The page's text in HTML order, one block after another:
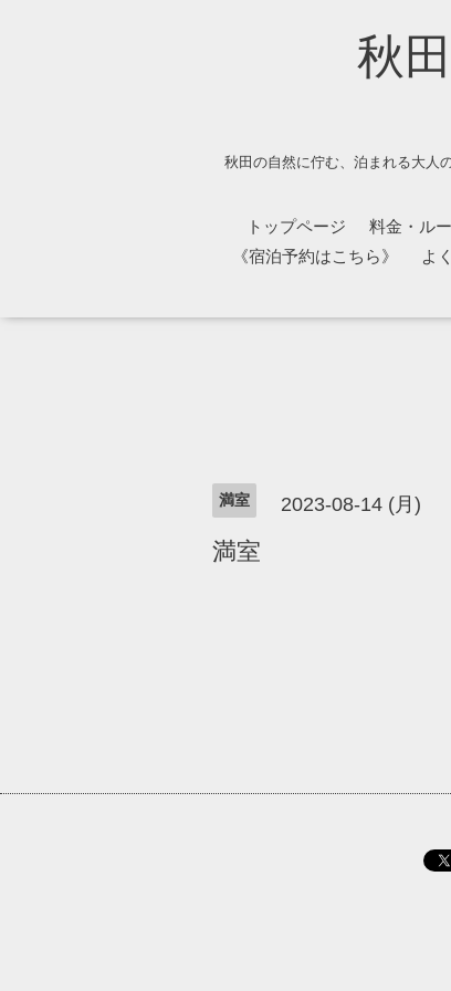
秋
秋田の自然に佇む、泊まれる大人
トップページ 料金・ル
《宿泊予約はこちら》
よ
満室 2023-08-14 (月)
満室